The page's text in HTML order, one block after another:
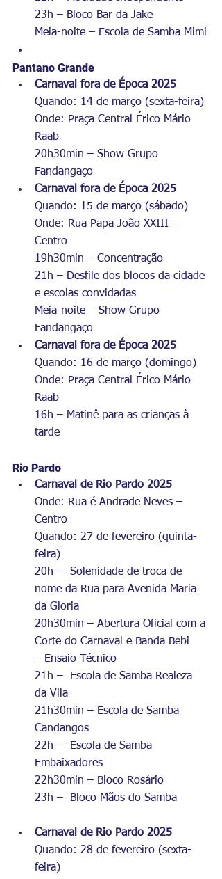
23h – Bloco Bar da Jake
Meia-noite – Escola de Samba Mimi
Pantano Grande
Carnaval fora de Época 2025
Quando: 14 de março (sexta-feira)
Onde: Praça Central Érico Mário
Raab
20h30min – Show Grupo
Fandangaço
Carnaval fora de Época 2025
Quando: 15 de março (sábado)
Onde: Rua Papa João XXIII –
Centro
19h30min – Concentração
21h – Desfile dos blocos da cidade
e escolas convidadas
Meia-noite – Show Grupo
Fandangaço
Carnaval fora de Época 2025
Quando: 16 de março (domingo)
Onde: Praça Central Érico Mário
Raab
16h – Matinê para as crianças à
tarde
Rio Pardo
Carnaval de Rio Pardo 2025
Onde: Rua é Andrade Neves –
Centro
Quando: 27 de fevereiro (quinta-
feira)
20h –  Solenidade de troca de
nome da Rua para Avenida Maria
da Gloria
20h30min – Abertura Oficial com a
Corte do Carnaval e Banda Bebi
– Ensaio Técnico
21h –  Escola de Samba Realeza
da Vila
21h30min – Escola de Samba
Candangos
22h –  Escola de Samba
Embaixadores
22h30min – Bloco Rosário
23h –  Bloco Mãos do Samba
Carnaval de Rio Pardo 2025
Quando: 28 de fevereiro (sexta-
feira)